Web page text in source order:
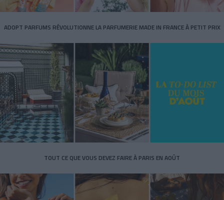
ADOPT PARFUMS RÉVOLUTIONNE LA PARFUMERIE MADE IN FRANCE À PETIT PRIX
TOUT CE QUE VOUS DEVEZ FAIRE À PARIS EN AOÛT